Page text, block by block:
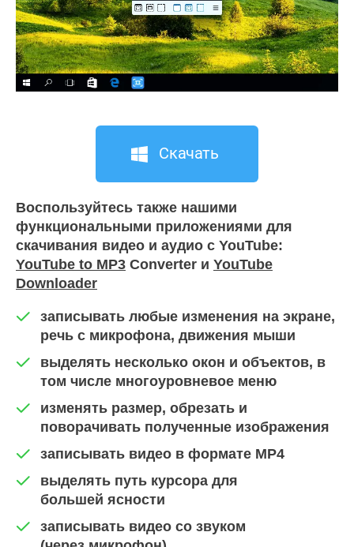
Скачать
Воспользуйтесь также нашими
функциональными приложениями для
скачивания видео и аудио с YouTube:
YouTube to MP3 Converter и YouTube
Downloader
записывать любые изменения на экране,
речь с микрофона, движения мыши
выделять несколько окон и объектов, в
том числе многоуровневое меню
изменять размер, обрезать и
поворачивать полученные изображения
записывать видео в формате MP4
выделять путь курсора для
большей ясности
записывать видео со звуком